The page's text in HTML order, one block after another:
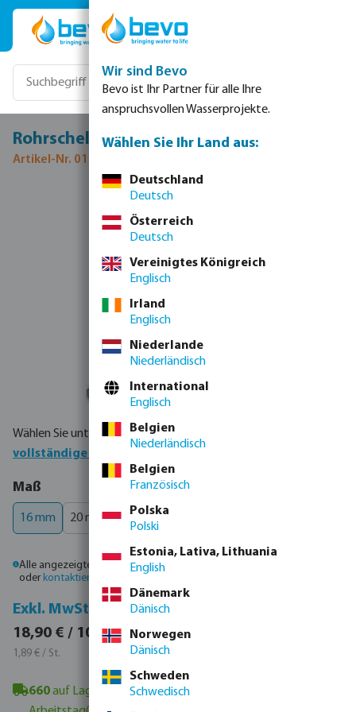
Zum Hauptinhalt springen
Rohrschelle PE 16 mm Schwarz Typ HT
Artikel-Nr. 0100671
Bildergalerie überspringen
Wählen Sie unten Ihr Produkt oder bestellen Sie direkt über die
vollständige Produkttabelle
Maß
16 mm 20 mm 25 mm
Alle angezeigten Preise sind Bruttopreise. Bitte
oderkontaktieren Sie den Vertrieb
Exkl. MwSt.
18,90 € / 10 St.
1,89 € / St.
Inkl. MwSt.
22,49 € / 10 St.
2,25 € / St.
660auf Lager in Veghel, NL - Mindestlieferzeit: 1-2
Wir sind Bevo
Bevo ist Ihr Partner für alle Ihre
anspruchsvollen Wasserprojekte.
Wählen Sie Ihr Land aus:
Deutschland
Deutsch
Österreich
Deutsch
Vereinigtes Königreich
Englisch
Irland
Englisch
Niederlande
Niederländisch
International
Englisch
Belgien
Niederländisch
Belgien
Französisch
Polska
Polski
Estonia, Lativa, Lithuania
English
Dänemark
Dänisch
Norwegen
Dänisch
Schweden
Schwedisch